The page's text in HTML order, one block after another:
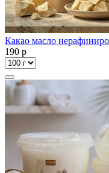
Какао масло
190 p